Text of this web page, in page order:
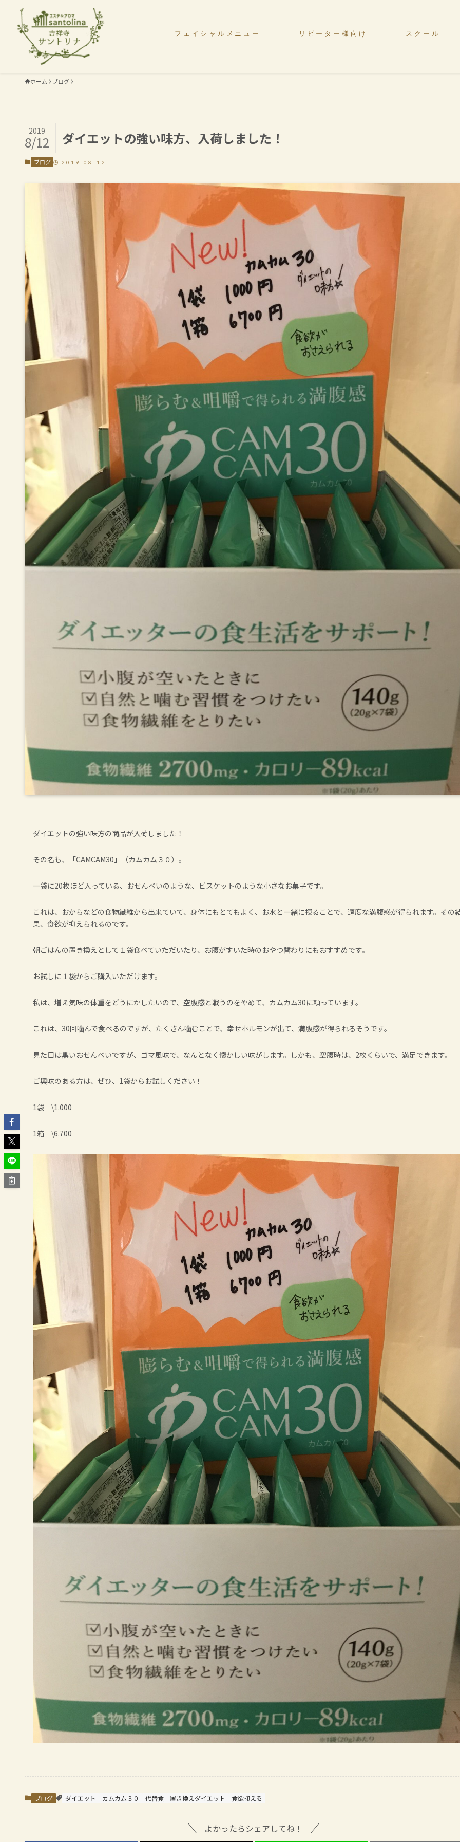
フェイシャルメニュー リピーター様向け スクール
ホーム ブログ
ダイエットの強い味方、入荷しました！
2019
8/12
ブログ 2019-08-12
ダイエットの強い味方の商品が入荷しました！
その名も、「CAMCAM30」（カムカム３０）。
一袋に20枚ほど入っている、おせんべいのような、ビスケットのような小さなお菓子です。
これは、おからなどの食物繊維から出来ていて、身体にもとてもよく、お水と一緒に摂ることで、適度な満腹感が得られます。その
果、食欲が抑えられるのです。
朝ごはんの置き換えとして１袋食べていただいたり、お腹がすいた時のおやつ替わりにもおすすめです。
お試しに１袋からご購入いただけます。
私は、増え気味の体重をどうにかしたいので、空腹感と戦うのをやめて、カムカム30に頼っています。
これは、30回噛んで食べるのですが、たくさん噛むことで、幸せホルモンが出て、満腹感が得られるそうです。
見た目は黒いおせんべいですが、ゴマ風味で、なんとなく懐かしい味がします。しかも、空腹時は、2枚くらいで、満足できます。
ご興味のある方は、ぜひ、1袋からお試しください！
1袋 \1.000
1箱 \6.700
ブログ ダイエット カムカム３０ 代替食 置き換えダイエット 食欲抑える
よかったらシェアしてね！